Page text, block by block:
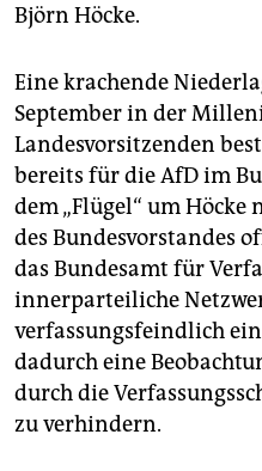
Björn Höcke.
Eine krachende
September in der
Landesvorsitzenden
bereits für die AfD im
dem „Flügel“ um Höcke
des Bundesvorstandes
das Bundesamt für
innerparteiliche
verfassungsfeindlich
dadurch eine
durch die
zu verhindern.